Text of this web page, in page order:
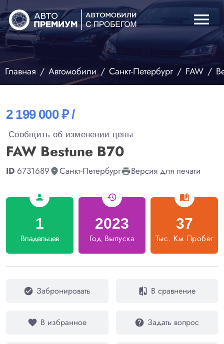
menu
Главная Автомобили Санкт-Петербург FAW
2 199 000 ₽ /
Сообщить об изменении цены
FAW Bestune B70
ID 6731689 fmd_goodСанкт-ПетербургprintВерсия для печати
person
1
Владельцев
history
2023
Год Выпуска
auto_stories
37
Тыс. Км Пробег
check_circle Забронировать compare В сравнение
favorite В избранное help Задать вопрос